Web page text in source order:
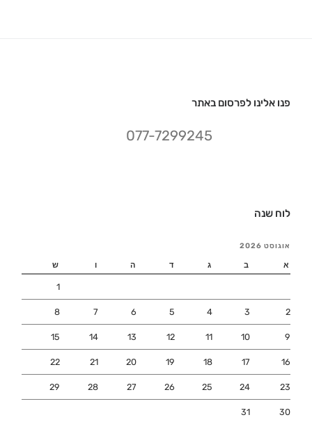
פנו אלינו לפרסום באתר
077-7299245
לוח שנה
אוגוסט 2026
א ב ג ד ה ו ש
1
2
3
4
5
6
7
8
9
10
11
12
13
14
15
16
17
18
19
20
21
22
23
24
25
26
27
28
29
30
31